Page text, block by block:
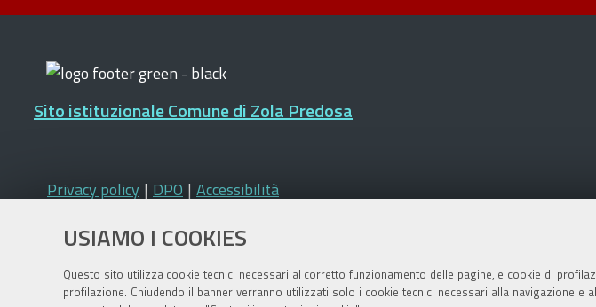
USIAMO I COOKIES
Questo sito utilizza cookie tecnici necessari al corretto funzionamento delle pagine, e cookie di
profilazione. Chiudendo il banner verranno utilizzati solo i cookie tecnici necessari alla navigazione
Sito istituzionale Comune di Zola Predosa
Privacy policy | DPO | Accessibilità